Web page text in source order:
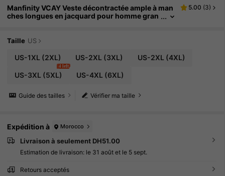
Manfinity VCAY Veste décontractée ample à man
ches longues en jacquard pour homme gran
5.00 (3)
Taille US
US-1XL (2XL) US-2XL (3XL) US-2XL (4XL)
US-3XL (5XL)
4 left
US-4XL (6XL)
Vérifier ma taille
Guide des tailles
Expédition à Morocco
Livraison à seulement DH51.00
Estimation de livraison: le 31 août et le 5 sept.
Retours acceptés